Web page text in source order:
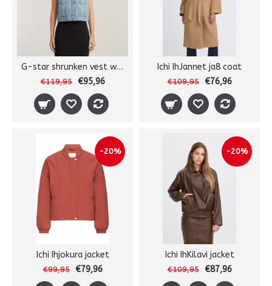
G-star shrunken vest wmn
€119,95 €95,96
Ichi IhJannet ja8 coat
€109,95 €76,96
-20%
Ichi Ihjokura jacket
€99,95 €79,96
-20%
Ichi IhKilavi jacket
€109,95 €87,96